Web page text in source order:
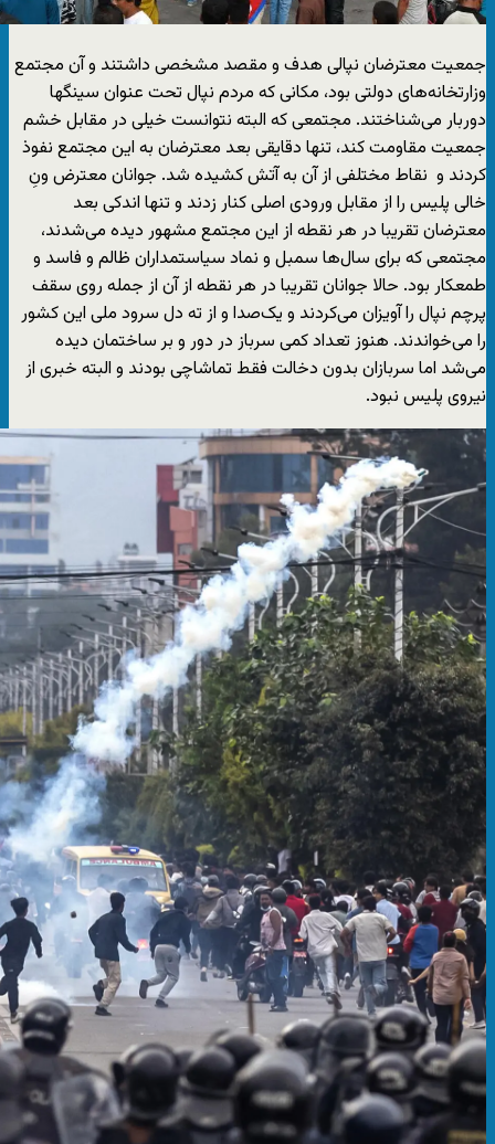
جمعیت معترضان نپالی هدف و مقصد مشخصی داشتند و آن مجتمع
وزارتخانه‌های دولتی بود، مکانی که مردم نپال تحت عنوان سینگها
دوربار می‌شناختند. مجتمعی که البته نتوانست خیلی در مقابل خشم
جمعیت مقاومت کند، تنها دقایقی بعد معترضان به این مجتمع نفوذ
کردند و نقاط مختلفی از آن به آتش کشیده شد. جوانان معترض ونِ
خالی پلیس را از مقابل ورودی اصلی کنار زدند و تنها اندکی بعد
معترضان تقریبا در هر نقطه از این مجتمع مشهور دیده می‌شدند،
مجتمعی که برای سال‌ها سمبل و نماد سیاستمداران ظالم و فاسد و
طمعکار بود. حالا جوانان تقریبا در هر نقطه از آن از جمله روی سقف
پرچم نپال را آویزان می‌کردند و یک‌صدا و از ته دل سرود ملی این کشور
را می‌خواندند. هنوز تعداد کمی سرباز در دور و بر ساختمان دیده
می‌شد اما سربازان بدون دخالت فقط تماشاچی بودند و البته خبری از
نیروی پلیس نبود.